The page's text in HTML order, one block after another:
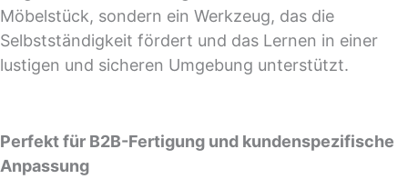
Möbelstück, sondern ein Werkzeug, das die
Selbstständigkeit fördert und das Lernen in einer
lustigen und sicheren Umgebung unterstützt.
Perfekt für B2B-Fertigung und kundenspezifische
Anpassung